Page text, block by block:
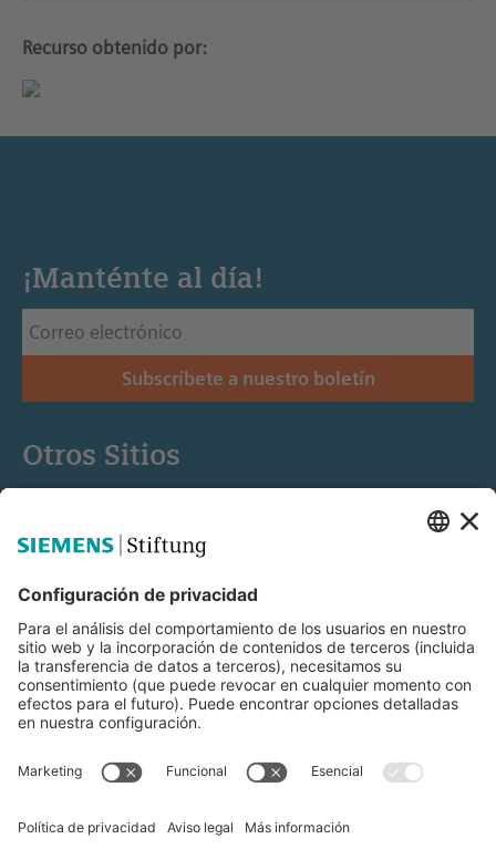
Recurso obtenido por:
¡Manténte al día!
Subscríbete a nuestro boletín
Otros Sitios
Educación STEM
Mediaportal
© Siemens Stiftung 2025